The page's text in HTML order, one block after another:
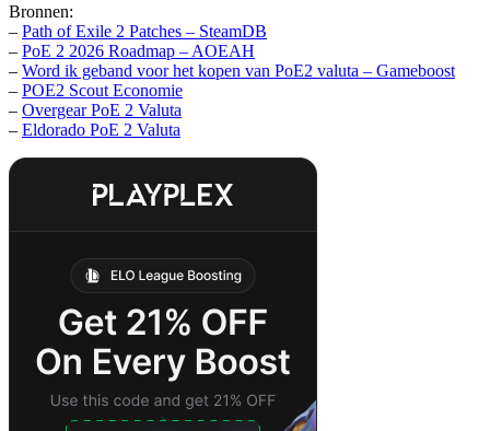
Bronnen:
– Path of Exile 2 Patches – SteamDB
– PoE 2 2026 Roadmap – AOEAH
– Word ik geband voor het kopen van PoE2 valuta – Gameboost
– POE2 Scout Economie
– Overgear PoE 2 Valuta
– Eldorado PoE 2 Valuta